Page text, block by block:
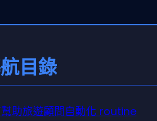
目錄
助旅遊顧問自動化 routine